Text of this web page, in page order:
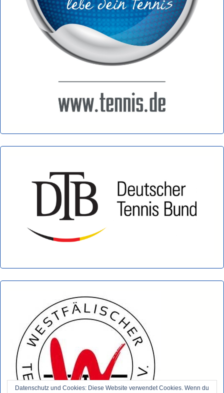
Datenschutz und Cookies: Diese Website verwendet Cookies. Wenn du